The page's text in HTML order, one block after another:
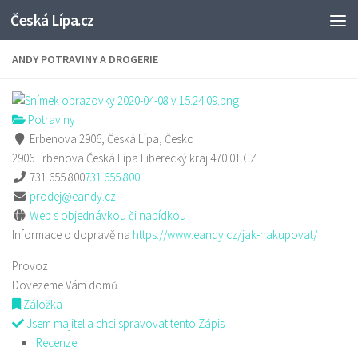
Skip to content
Česká Lípa.cz
ANDY POTRAVINY A DROGERIE
Potraviny
Erbenova 2906, Česká Lípa, Česko
2906 Erbenova Česká Lípa Liberecký kraj470 01 CZ
731 655 800731 655 800
prodej@eandy.cz
Web s objednávkou či nabídkou
Informace o dopravě na https://www.eandy.cz/jak-nakupovat/
Provoz
Dovezeme Vám domů
Záložka
Jsem majitel a chci spravovat tento Zápis
Recenze